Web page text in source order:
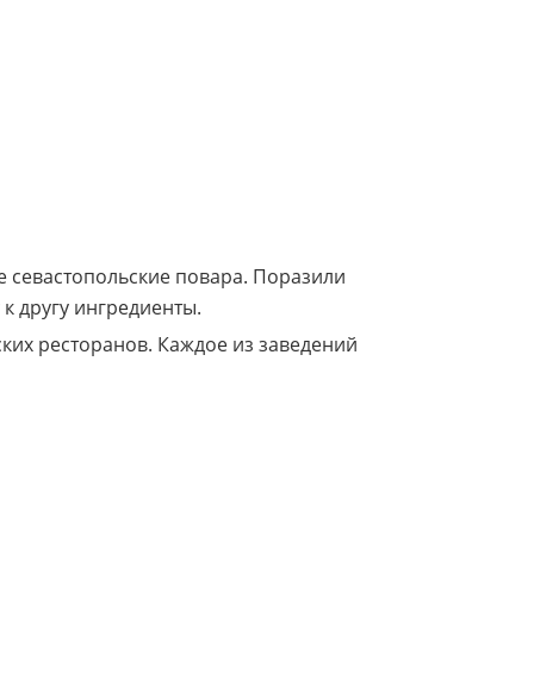
повара. Поразили
другу ингредиенты.
ресторанов. Каждое из заведений